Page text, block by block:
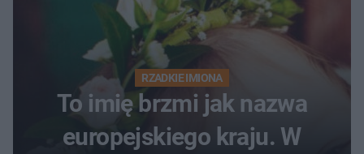
RZADKIE IMIONA
To imię brzmi jak nazwa
europejskiego kraju. W